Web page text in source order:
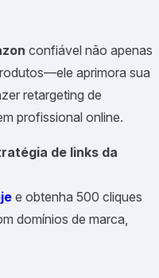
confiável não apenas
aprimora sua
retargeting de
profissional online.
de links da
e obtenha 500 cliques
domínios de marca,